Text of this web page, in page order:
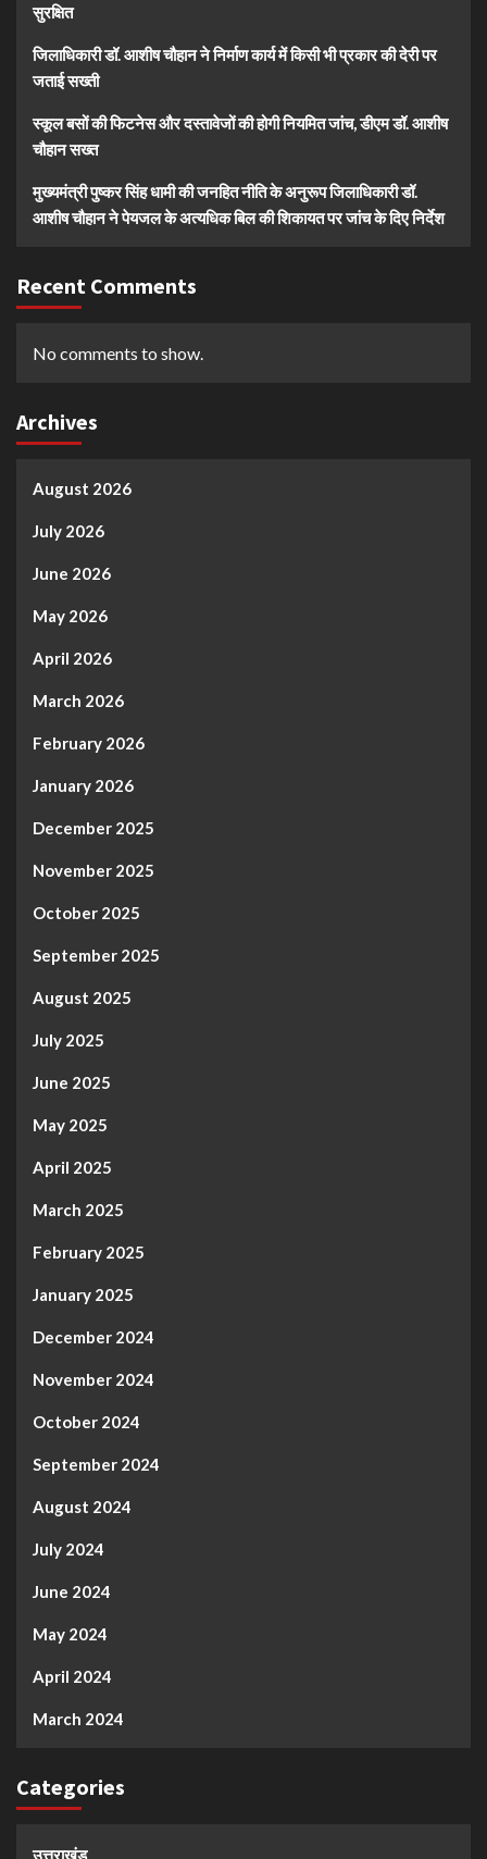
सुरक्षित
जिलाधिकारी डॉ. आशीष चौहान ने निर्माण कार्य में किसी भी प्रकार की देरी पर
जताई सख्ती
स्कूल बसों की फिटनेस और दस्तावेजों की होगी नियमित जांच, डीएम डॉ. आशीष
चौहान सख्त
मुख्यमंत्री पुष्कर सिंह धामी की जनहित नीति के अनुरूप जिलाधिकारी डॉ.
आशीष चौहान ने पेयजल के अत्यधिक बिल की शिकायत पर जांच के दिए निर्देश
Recent Comments
No comments to show.
Archives
August 2026
July 2026
June 2026
May 2026
April 2026
March 2026
February 2026
January 2026
December 2025
November 2025
October 2025
September 2025
August 2025
July 2025
June 2025
May 2025
April 2025
March 2025
February 2025
January 2025
December 2024
November 2024
October 2024
September 2024
August 2024
July 2024
June 2024
May 2024
April 2024
March 2024
Categories
उत्तराखंड